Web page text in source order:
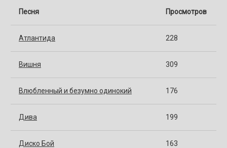
Песня Просмотров
Атлантида 228
Вишня 309
Влюбленный и безумно одинокий 176
Дива 199
Диско Бой 163